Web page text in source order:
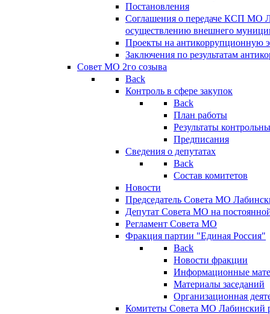
Постановления
Соглашения о передаче КСП МО
осуществлению внешнего
Проекты на антикоррупционную
Заключения по результатам
Совет МО 2го созыва
Back
Контроль в сфере закупок
Back
План работы
Результаты
Предписания
Сведения о депутатах
Back
Состав комитетов
Новости
Председатель Совета МО
Депутат Совета МО на
Регламент Совета МО
Фракция партии "Единая Россия"
Back
Новости фракции
Информационные
Материалы заседаний
Организационная
Комитеты Совета МО Лабинский